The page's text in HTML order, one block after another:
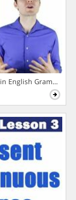
English Grammar